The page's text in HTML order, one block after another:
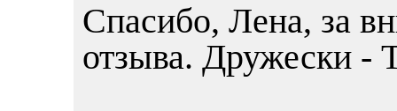
Спасибо, Лена, за
отзыва. Дружески -